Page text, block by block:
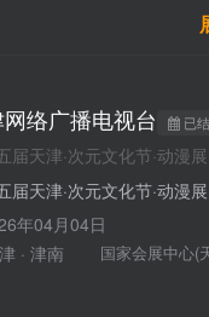
络广播电视台 已
届天津·次元文化节·动漫展
年04月04日
· 津南